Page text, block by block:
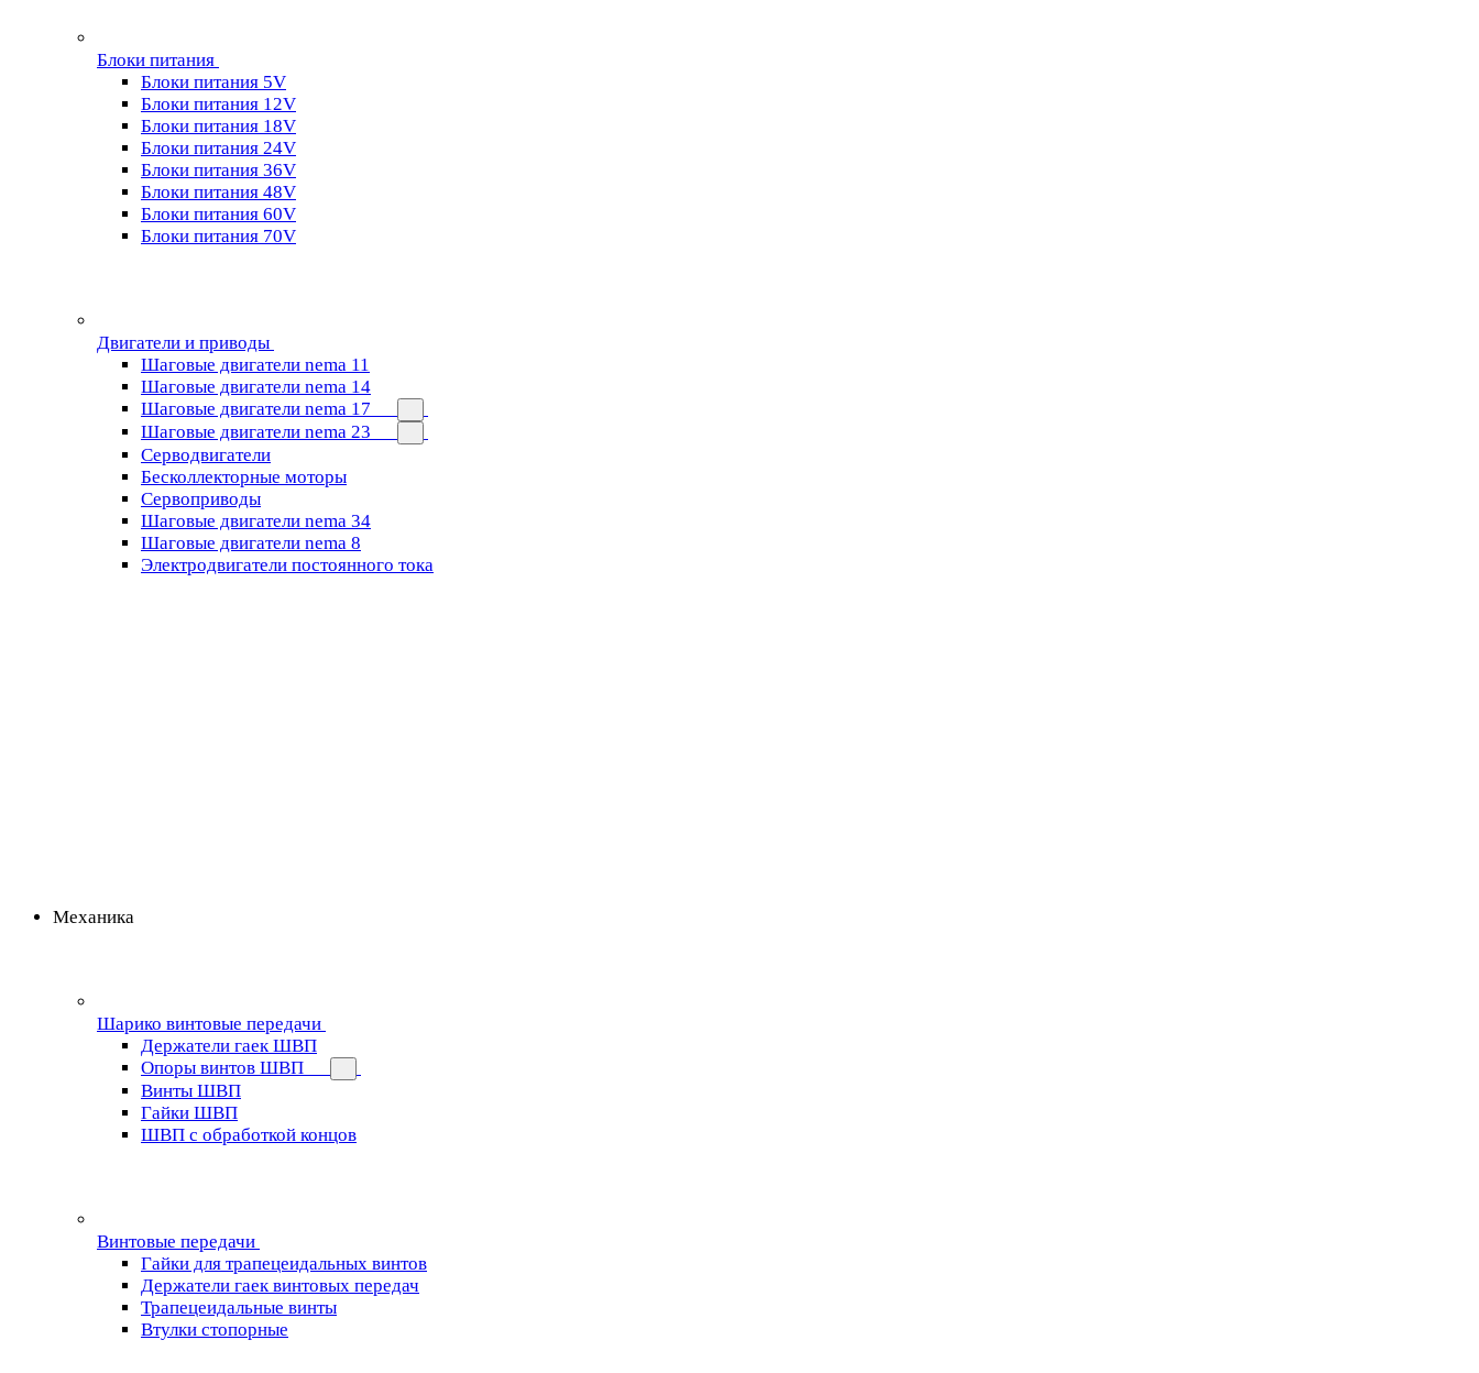
Блоки питания
Блоки питания 5V
Блоки питания 12V
Блоки питания 18V
Блоки питания 24V
Блоки питания 36V
Блоки питания 48V
Блоки питания 60V
Блоки питания 70V
Двигатели и приводы
Шаговые двигатели nema 11
Шаговые двигатели nema 14
Шаговые двигатели nema 17
Шаговые двигатели nema 23
Cерводвигатели
Бесколлекторные моторы
Сервоприводы
Шаговые двигатели nema 34
Шаговые двигатели nema 8
Электродвигатели постоянного тока
Механика
Шарико винтовые передачи
Держатели гаек ШВП
Опоры винтов ШВП
Винты ШВП
Гайки ШВП
ШВП с обработкой концов
Винтовые передачи
Гайки для трапецеидальных винтов
Держатели гаек винтовых передач
Трапецеидальные винты
Втулки стопорные